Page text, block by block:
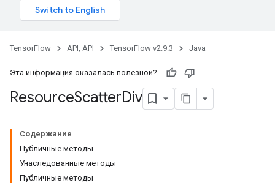
TensorFlow API, API TensorFlow v2.9.3 Java
Эта информация оказалась полезной?
ResourceScatterDiv
Содержание
Публичные методы
Унаследованные методы
Публичные методы